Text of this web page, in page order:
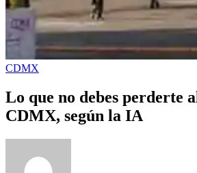
CDMX
Lo que no debes perderte
CDMX, según la IA